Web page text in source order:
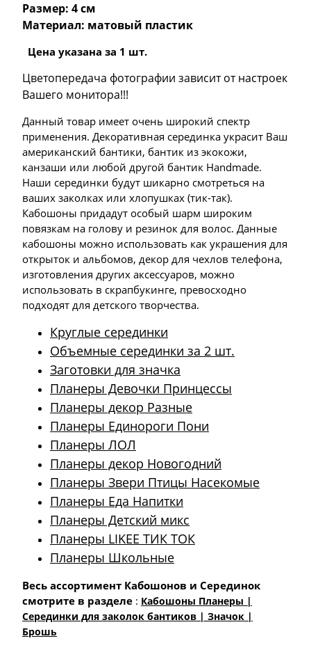
Размер: 4 см
Материал: матовый пластик
Цена указана за 1 шт.
Цветопередача фотографии зависит от настроек
Вашего монитора!!!
Данный товар имеет очень широкий спектр
применения. Декоративная серединка украсит Ваш
американский бантики, бантик из экокожи,
канзаши или любой другой бантик Handmade.
Наши серединки будут шикарно смотреться на
ваших заколках или хлопушках (тик-так).
Кабошоны придадут особый шарм широким
повязкам на голову и резинок для волос. Данные
кабошоны можно использовать как украшения для
открыток и альбомов, декор для чехлов телефона,
изготовления других аксессуаров, можно
использовать в скрапбукинге, превосходно
подходят для детского творчества.
Круглые серединки
Объемные серединки за 2 шт.
Заготовки для значка
Планеры Девочки Принцессы
Планеры декор Разные
Планеры Единороги Пони
Планеры ЛОЛ
Планеры декор Новогодний
Планеры Звери Птицы Насекомые
Планеры Еда Напитки
Планеры Детский микс
Планеры LIKEE ТИК ТОК
Планеры Школьные
Весь ассортимент Кабошонов и Серединок
смотрите в разделе : Кабошоны Планеры |
Cерединки для заколок бантиков | Значок |
Брошь